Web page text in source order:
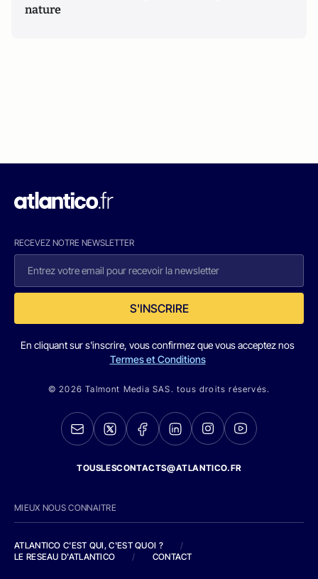
nature
RECEVEZ NOTRE NEWSLETTER
S'INSCRIRE
En cliquant sur s'inscrire, vous confirmez que vous acceptez nos
Termes et Conditions
© 2026 Talmont Media SAS. tous droits réservés.
TOUSLESCONTACTS@ATLANTICO.FR
MIEUX NOUS CONNAITRE
ATLANTICO C'EST QUI, C'EST QUOI ?
/
LE RESEAU D'ATLANTICO
/ CONTACT